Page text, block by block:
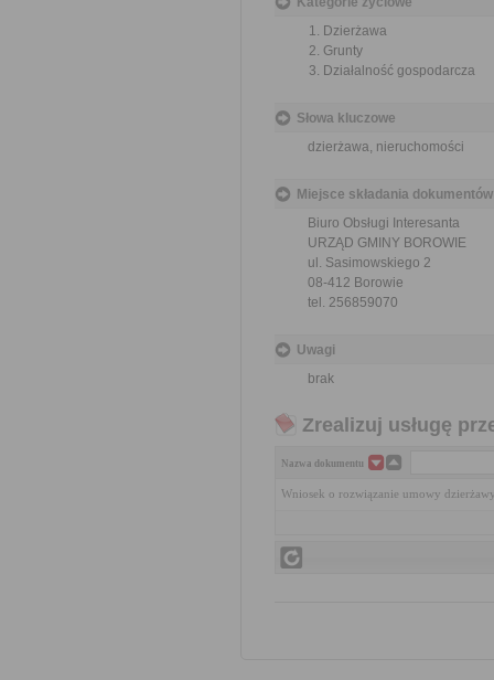
Dzierżawa
Grunty
Działalność gospodarcza
Słowa kluczowe
dzierżawa, nieruchomości
Miejsce składania dokumentów
Biuro Obsługi Interesanta
URZĄD GMINY BOROWIE
ul. Sasimowskiego 2
08-412 Borowie
tel. 256859070
Uwagi
brak
Zrealizuj usługę
Nazwa dokumentu
Wniosek o rozwiązanie umowy